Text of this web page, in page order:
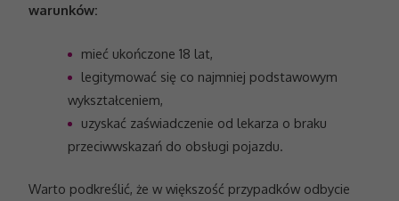
warunków:
mieć ukończone 18 lat,
legitymować się co najmniej podstawowym
wykształceniem,
uzyskać zaświadczenie od lekarza o braku
przeciwwskazań do obsługi pojazdu.
Warto podkreślić, że w większość przypadków odbycie